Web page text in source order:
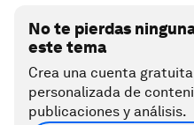
No te pierdas
este tema
Crea una cuenta
personalizada de
publicaciones y análisis.